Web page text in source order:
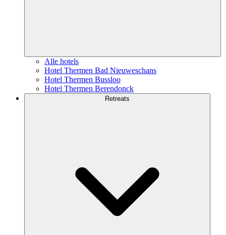
Alle hotels
Hotel Thermen Bad Nieuweschans
Hotel Thermen Bussloo
Hotel Thermen Berendonck
Retreats